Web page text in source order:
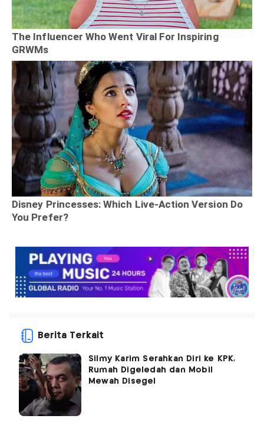
Berita Terkait
Silmy Karim Serahkan Diri ke KPK,
Rumah Digeledah dan Mobil
Mewah Disegel